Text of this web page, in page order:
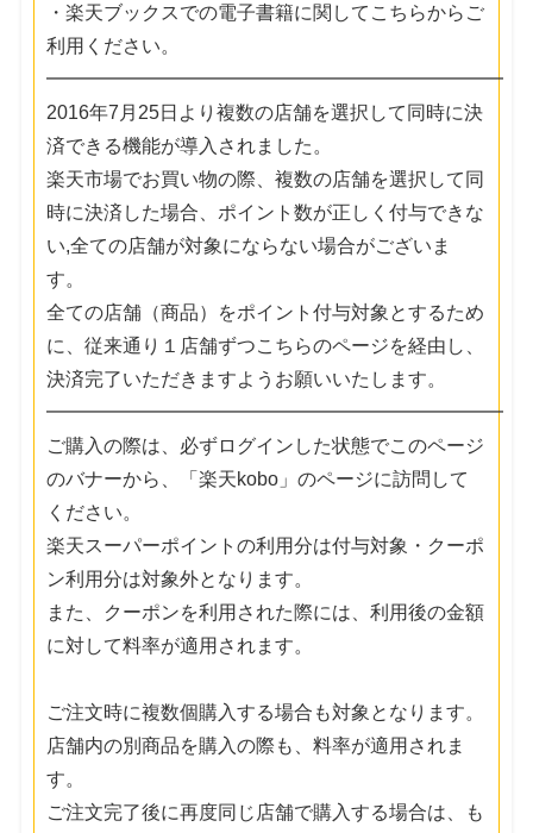
・楽天ブックスでの電子書籍に関してこちらからご
利用ください。
━━━━━━━━━━━━━━━━━━━━━━━━
2016年7月25日より複数の店舗を選択して同時に決
済できる機能が導入されました。
楽天市場でお買い物の際、複数の店舗を選択して同
時に決済した場合、ポイント数が正しく付与できな
い,全ての店舗が対象にならない場合がございま
す。
全ての店舗（商品）をポイント付与対象とするため
に、従来通り１店舗ずつこちらのページを経由し、
決済完了いただきますようお願いいたします。
━━━━━━━━━━━━━━━━━━━━━━━━
ご購入の際は、必ずログインした状態でこのページ
のバナーから、「楽天kobo」のページに訪問して
ください。
楽天スーパーポイントの利用分は付与対象・クーポ
ン利用分は対象外となります。
また、クーポンを利用された際には、利用後の金額
に対して料率が適用されます。
ご注文時に複数個購入する場合も対象となります。
店舗内の別商品を購入の際も、料率が適用されま
す。
ご注文完了後に再度同じ店舗で購入する場合は、も